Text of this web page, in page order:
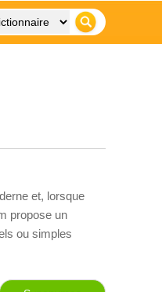
et, lorsque
propose un
ou simples